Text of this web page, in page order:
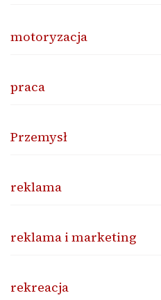
motoryzacja
praca
Przemysł
reklama
reklama i marketing
rekreacja